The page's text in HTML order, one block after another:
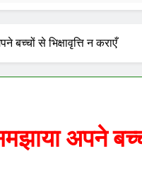
बच्चों से भिक्षावृत्ति न कराएँ
अपने